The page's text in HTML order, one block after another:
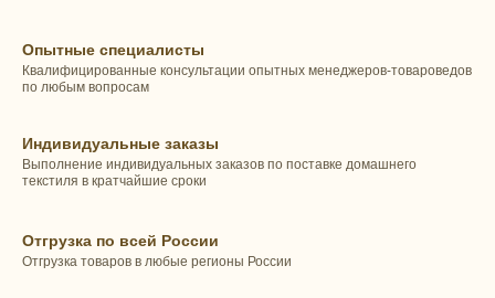
Опытные специалисты
Квалифицированные консультации опытных менеджеров-товароведов
по любым вопросам
Индивидуальные заказы
Выполнение индивидуальных заказов по поставке домашнего
текстиля в кратчайшие сроки
Отгрузка по всей России
Отгрузка товаров в любые регионы России